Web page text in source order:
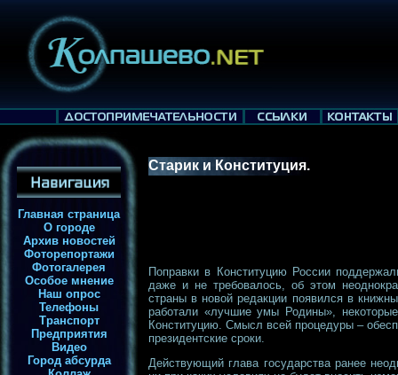
Главная страница
О городе
Архив новостей
Фоторепортажи
Фотогалерея
Особое мнение
Наш опрос
Телефоны
Транспорт
Предприятия
Видео
Город абсурда
Старик и Конституция.
Поправки в Конституцию России
даже и не требовалось, об этом
страны в новой редакции появился в
работали «лучшие умы Родины»,
Конституцию. Смысл всей процедуры –
президентские сроки.
Действующий глава государства ранее